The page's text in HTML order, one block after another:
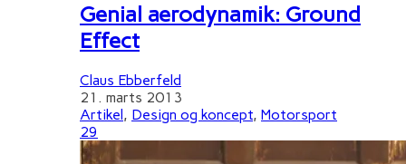
Genial aerodynamik: Ground
Effect
Claus Ebberfeld
21. marts 2013
Artikel, Design og koncept, Motorsport
29